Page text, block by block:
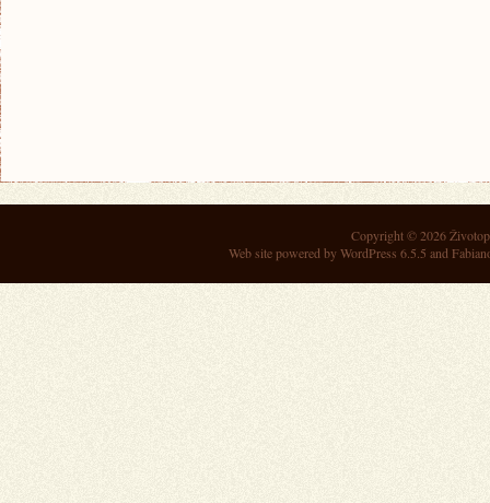
Copyright © 2026
Web site powered byWordPress 6.5.5 and